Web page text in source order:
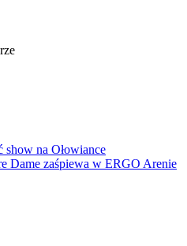
show na Ołowiance
Dame zaśpiewa w ERGO Arenie